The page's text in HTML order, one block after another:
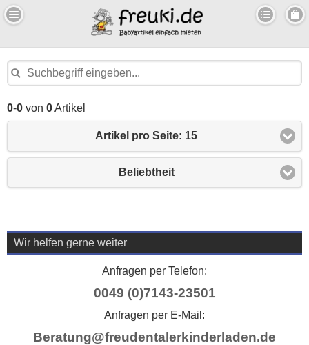
0-0 von 0Artikel
Artikel pro Seite: 15
Beliebtheit
Wir helfen gerne weiter
Anfragen per Telefon:
0049 (0)7143-23501
Anfragen per E-Mail:
Beratung@freudentalerkinderladen.de